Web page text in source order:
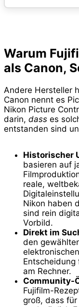
Warum
als Canon,
Andere Hersteller
Canon nennt es
Nikon Picture
darin, dass es
entstanden sind
Historischer
basieren auf
reale,
Nikon haben
sind rein
Vorbild.
Direkt im
den
am Rechner.
Community-
Fujifilm-
groß, dass